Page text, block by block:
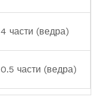
4 части (ведра)
0.5 части (ведра)